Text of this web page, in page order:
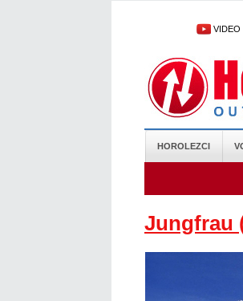
VIDEO
HOROLEZCI
Jungfrau